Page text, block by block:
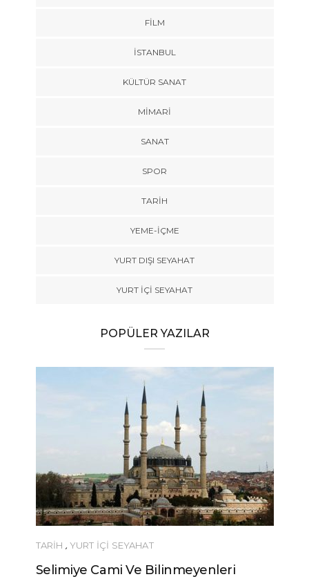
FILM
İSTANBUL
KÜLTÜR SANAT
MIMARI
SANAT
SPOR
TARİH
YEME-İÇME
YURT DIŞI SEYAHAT
YURT İÇİ SEYAHAT
POPÜLER YAZILAR
TARİH , YURT İÇİ SEYAHAT
Selimiye Cami Ve Bilinmeyenleri